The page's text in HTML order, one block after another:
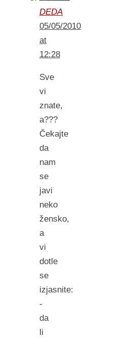
DEDA
05/05/2010
at
12:28
Sve
vi
znate,
a???
Čekajte
da
nam
se
javi
neko
žensko,
a
vi
dotle
se
izjasnite:
-
da
li